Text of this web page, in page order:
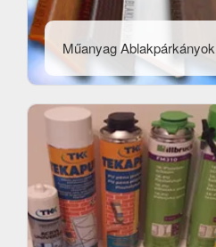
Műanyag Ablakpárkányok